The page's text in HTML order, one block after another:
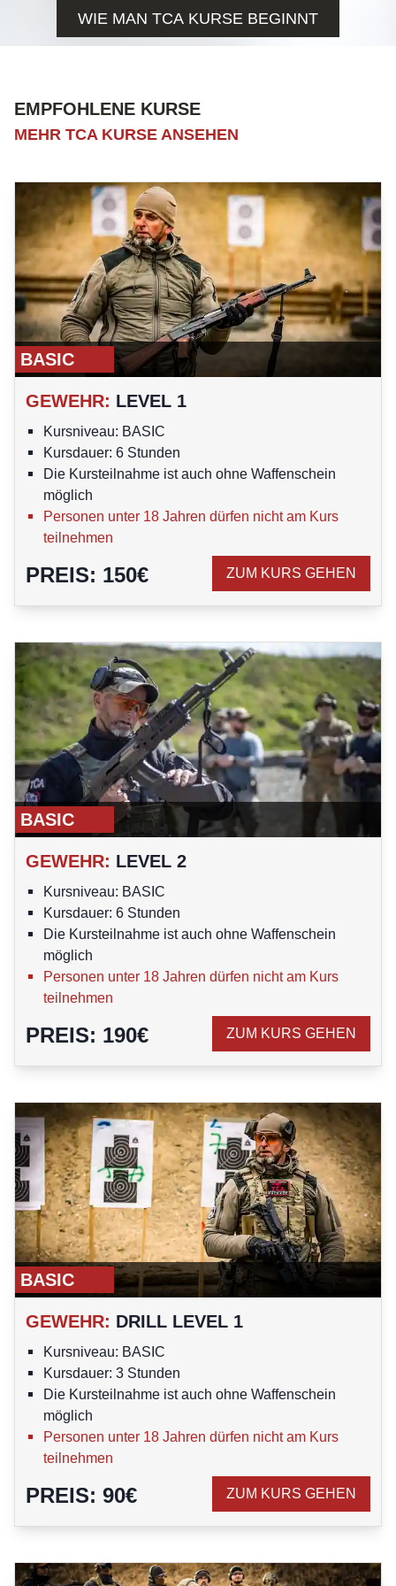
WIE MAN TCA KURSE BEGINNT
EMPFOHLENE KURSE
MEHR TCA KURSE ANSEHEN
BASIC
GEWEHR: LEVEL 1
Kursniveau: BASIC
Kursdauer: 6 Stunden
Die Kursteilnahme ist auch ohne Waffenschein
möglich
Personen unter 18 Jahren dürfen nicht am Kurs
teilnehmen
PREIS: 150€ ZUM KURS GEHEN
BASIC
GEWEHR: LEVEL 2
Kursniveau: BASIC
Kursdauer: 6 Stunden
Die Kursteilnahme ist auch ohne Waffenschein
möglich
Personen unter 18 Jahren dürfen nicht am Kurs
teilnehmen
PREIS: 190€ ZUM KURS GEHEN
BASIC
GEWEHR: DRILL LEVEL 1
Kursniveau: BASIC
Kursdauer: 3 Stunden
Die Kursteilnahme ist auch ohne Waffenschein
möglich
Personen unter 18 Jahren dürfen nicht am Kurs
teilnehmen
PREIS: 90€ ZUM KURS GEHEN